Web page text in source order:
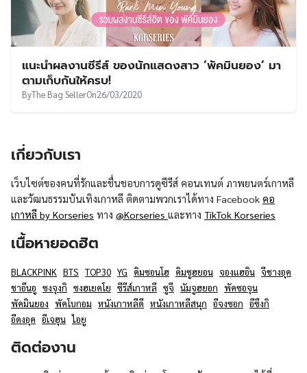
แนะนำผลงานซีรีส์ ของนักแสดงสาว ‘พัคมินยอง’ มา
ตามเก็บกันให้ครบ!
ByThe Bag SellerOn26/03/2020
เกี่ยวกับเรา
เว็บไซต์ของคนที่รักและชื่นชอบการดูซีรีส์ คอนเทนต์ ภาพยนตร์เกาหลี
และวัฒนธรรมบันเทิงเกาหลี ติดตามพวกเราได้ทาง Facebook คอ
เกาหลี by Korseries ทาง @Korseries และทาง TikTok Korseries
เนื้อหายอดฮิต
BLACKPINK BTS TOP30 YG คิมซอนโฮ คิมซูฮยอน จองแฮอิน จีชางอุค
ชาอึนอู ซงจุงกิ ซงฮเยคโย ซีรีส์เกาหลี ซูจี นัมจูฮยอก พัคซอจุน
พัคมินยอง พัคโบกอม หนังเกาหลีดี หนังเกาหลีสนุก อีจงซอก อีซึงกิ
อีดงอุค อีเจฮุน ไอยู
ติดต่องาน